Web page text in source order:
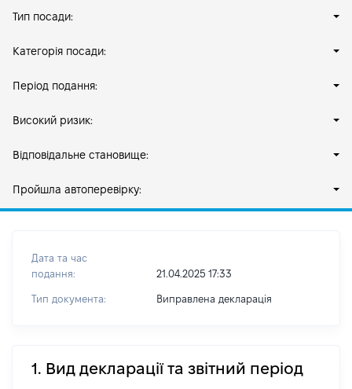
Тип посади:
Категорія посади:
Період подання:
Високий ризик:
Відповідальне становище:
Пройшла автоперевірку:
Дата та час
подання:
21.04.2025 17:33
Тип документа: Виправлена декларація
1. Вид декларації та звітний період